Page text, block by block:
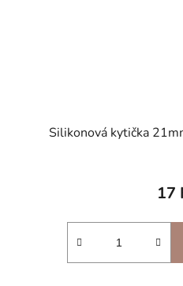
Silikonová kytička
17